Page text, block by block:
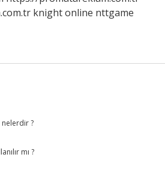
knight online nttgame
?
mı ?